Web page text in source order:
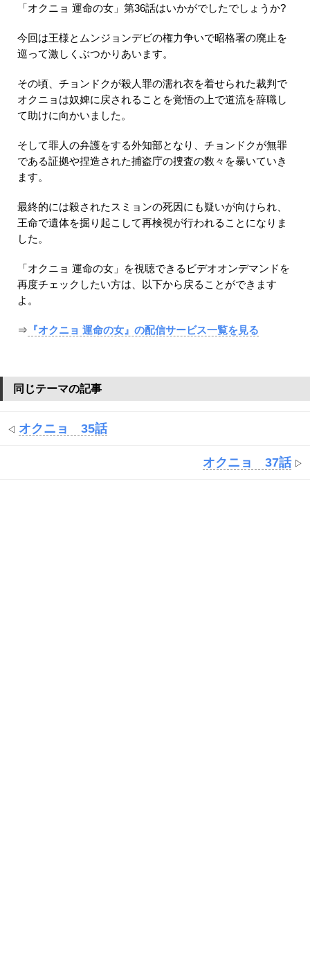
「オクニョ 運命の女」第36話はいかがでしたでしょうか?
今回は王様とムンジョンデビの権力争いで昭格署の廃止を
巡って激しくぶつかりあいます。
その頃、チョンドクが殺人罪の濡れ衣を着せられた裁判で
オクニョは奴婢に戻されることを覚悟の上で道流を辞職し
て助けに向かいました。
そして罪人の弁護をする外知部となり、チョンドクが無罪
である証拠や捏造された捕盗庁の捜査の数々を暴いていき
ます。
最終的には殺されたスミョンの死因にも疑いが向けられ、
王命で遺体を掘り起こして再検視が行われることになりま
した。
「オクニョ 運命の女」を視聴できるビデオオンデマンドを
再度チェックしたい方は、以下から戻ることができます
よ。
⇒ 『オクニョ 運命の女』の配信サービス一覧を見る
同じテーマの記事
◁ オクニョ 35話
オクニョ 37話▷